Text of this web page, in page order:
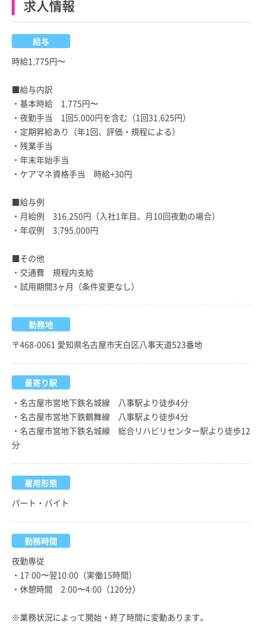
求人情報
給与
時給1,775円〜
■給与内訳
・基本時給 1,775円〜
・夜勤手当 1回5,000円を含む（1回31,625円）
・定期昇給あり（年1回、評価・規程による）
・残業手当
・年末年始手当
・ケアマネ資格手当 時給+30円
■給与例
・月給例 316,250円（入社1年目、月10回夜勤の場合）
・年収例 3,795,000円
■その他
・交通費 規程内支給
・試用期間3ヶ月（条件変更なし）
勤務地
〒468-0061 愛知県名古屋市天白区八事天道523番地
最寄り駅
・名古屋市営地下鉄名城線 八事駅より徒歩4分
・名古屋市営地下鉄鶴舞線 八事駅より徒歩4分
・名古屋市営地下鉄名城線 総合リハビリセンター駅より徒歩12
分
雇用形態
パート・バイト
勤務時間
夜勤専従
・17:00〜翌10:00（実働15時間）
・休憩時間 2:00〜4:00（120分）
※業務状況によって開始・終了時間に変動あります。